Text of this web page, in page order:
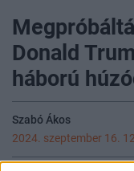
Donald
háború
Szabó Ákos
2024. szeptember 16.